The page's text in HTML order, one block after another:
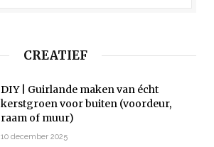
CREATIEF
DIY | Guirlande maken van écht
kerstgroen voor buiten (voordeur,
raam of muur)
10 december 2025